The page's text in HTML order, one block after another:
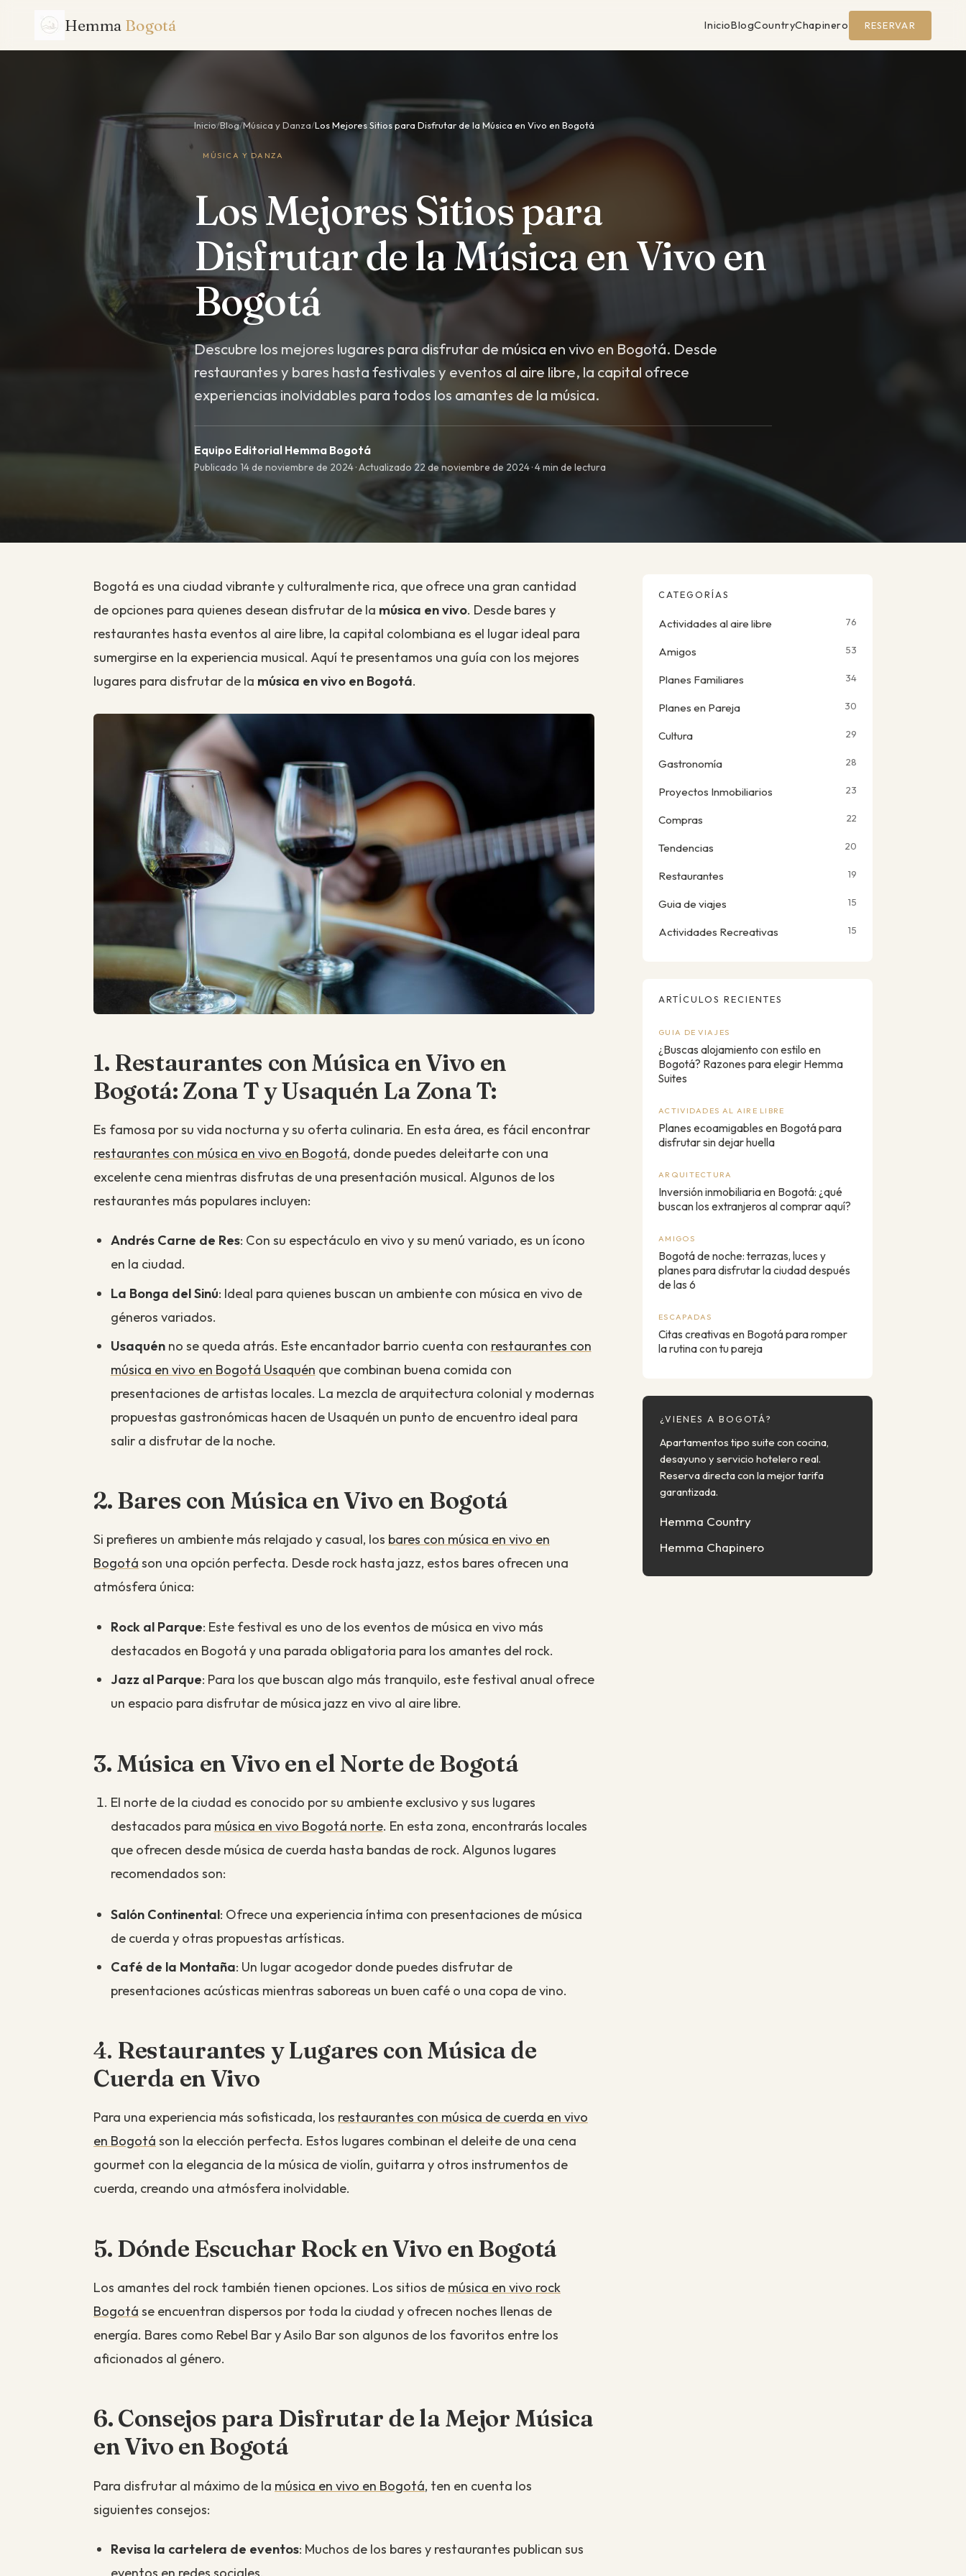
Hemma Bogotá InicioBlogCountryChapinero RESERVAR
Inicio/Blog/Música y Danza/Los Mejores Sitios para Disfrutar de la Música en Vivo en Bogotá
MÚSICA Y DANZA
Los Mejores Sitios para
Disfrutar de la Música en Vivo en
Bogotá
Descubre los mejores lugares para disfrutar de música en vivo en Bogotá. Desde
restaurantes y bares hasta festivales y eventos al aire libre, la capital ofrece
experiencias inolvidables para todos los amantes de la música.
Equipo Editorial Hemma Bogotá
Publicado 14 de noviembre de 2024 · Actualizado 22 de noviembre de 2024 · 4 min de lectura
Bogotá es una ciudad vibrante y culturalmente rica, que ofrece una gran cantidad
de opciones para quienes desean disfrutar de la música en vivo. Desde bares y
restaurantes hasta eventos al aire libre, la capital colombiana es el lugar ideal para
sumergirse en la experiencia musical. Aquí te presentamos una guía con los mejores
lugares para disfrutar de la música en vivo en Bogotá.
1. Restaurantes con Música en Vivo en
Bogotá: Zona T y Usaquén La Zona T:
Es famosa por su vida nocturna y su oferta culinaria. En esta área, es fácil encontrar
restaurantes con música en vivo en Bogotá, donde puedes deleitarte con una
excelente cena mientras disfrutas de una presentación musical. Algunos de los
restaurantes más populares incluyen:
Andrés Carne de Res: Con su espectáculo en vivo y su menú variado, es un ícono
en la ciudad.
La Bonga del Sinú: Ideal para quienes buscan un ambiente con música en vivo de
géneros variados.
Usaquénno se queda atrás. Este encantador barrio cuenta con restaurantes con
música en vivo en Bogotá Usaquén que combinan buena comida con
presentaciones de artistas locales. La mezcla de arquitectura colonial y modernas
propuestas gastronómicas hacen de Usaquén un punto de encuentro ideal para
salir a disfrutar de la noche.
2. Bares con Música en Vivo en Bogotá
Si prefieres un ambiente más relajado y casual, los bares con música en vivo en
Bogotá son una opción perfecta. Desde rock hasta jazz, estos bares ofrecen una
atmósfera única:
Rock al Parque: Este festival es uno de los eventos de música en vivo más
destacados en Bogotá y una parada obligatoria para los amantes del rock.
Jazz al Parque: Para los que buscan algo más tranquilo, este festival anual ofrece
un espacio para disfrutar de música jazz en vivo al aire libre.
3. Música en Vivo en el Norte de Bogotá
El norte de la ciudad es conocido por su ambiente exclusivo y sus lugares
destacados para música en vivo Bogotá norte. En esta zona, encontrarás locales
que ofrecen desde música de cuerda hasta bandas de rock. Algunos lugares
recomendados son:
Salón Continental: Ofrece una experiencia íntima con presentaciones de música
de cuerda y otras propuestas artísticas.
Café de la Montaña: Un lugar acogedor donde puedes disfrutar de
presentaciones acústicas mientras saboreas un buen café o una copa de vino.
4. Restaurantes y Lugares con Música de
Cuerda en Vivo
Para una experiencia más sofisticada, los restaurantes con música de cuerda en vivo
en Bogotá son la elección perfecta. Estos lugares combinan el deleite de una cena
gourmet con la elegancia de la música de violín, guitarra y otros instrumentos de
cuerda, creando una atmósfera inolvidable.
5. Dónde Escuchar Rock en Vivo en Bogotá
Los amantes del rock también tienen opciones. Los sitios de música en vivo rock
Bogotá se encuentran dispersos por toda la ciudad y ofrecen noches llenas de
energía. Bares como Rebel Bar y Asilo Bar son algunos de los favoritos entre los
aficionados al género.
6. Consejos para Disfrutar de la Mejor Música
en Vivo en Bogotá
Para disfrutar al máximo de la música en vivo en Bogotá, ten en cuenta los
siguientes consejos:
Revisa la cartelera de eventos: Muchos de los bares y restaurantes publican sus
CATEGORÍAS
Actividades al aire libre 76
Amigos 53
Planes Familiares 34
Planes en Pareja 30
Cultura 29
Gastronomía 28
Proyectos Inmobiliarios 23
Compras 22
Tendencias 20
Restaurantes 19
Guia de viajes 15
Actividades Recreativas 15
ARTÍCULOS RECIENTES
GUIA DE VIAJES
¿Buscas alojamiento con estilo en
Bogotá? Razones para elegir Hemma
Suites
ACTIVIDADES AL AIRE LIBRE
Planes ecoamigables en Bogotá para
disfrutar sin dejar huella
ARQUITECTURA
Inversión inmobiliaria en Bogotá: ¿qué
buscan los extranjeros al comprar aquí?
AMIGOS
Bogotá de noche: terrazas, luces y
planes para disfrutar la ciudad después
de las 6
ESCAPADAS
Citas creativas en Bogotá para romper
la rutina con tu pareja
¿VIENES A BOGOTÁ?
Apartamentos tipo suite con cocina,
desayuno y servicio hotelero real.
Reserva directa con la mejor tarifa
garantizada.
Hemma Country
Hemma Chapinero